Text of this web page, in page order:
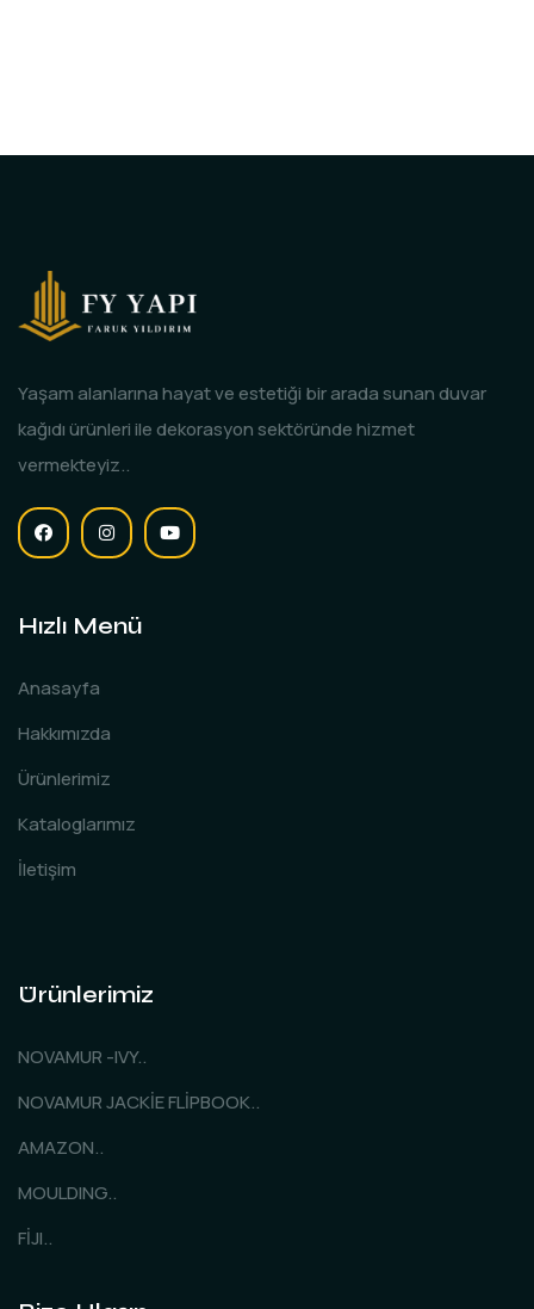
Yaşam alanlarına hayat ve estetiği bir arada sunan duvar
kağıdı ürünleri ile dekorasyon sektöründe hizmet
vermekteyiz..
Hızlı Menü
Anasayfa
Hakkımızda
Ürünlerimiz
Kataloglarımız
İletişim
Ürünlerimiz
NOVAMUR -IVY..
NOVAMUR JACKİE FLİPBOOK..
AMAZON..
MOULDING..
FİJI..